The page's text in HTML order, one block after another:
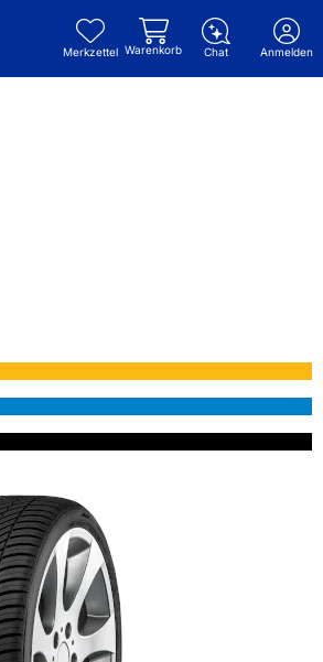
Merkzettel Warenkorb Chat Anmelden